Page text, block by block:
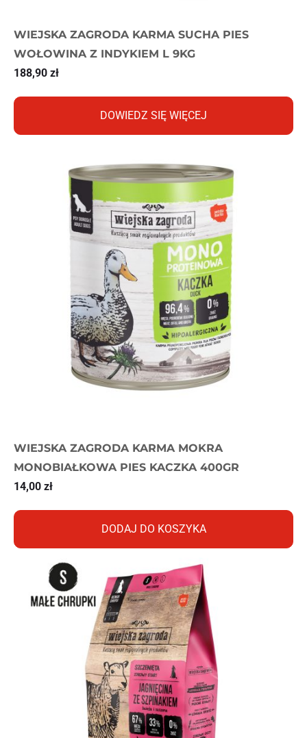
WIEJSKA ZAGRODA KARMA SUCHA PIES
WOŁOWINA Z INDYKIEM L 9KG
188,90 zł
DOWIEDZ SIĘ WIĘCEJ
WIEJSKA ZAGRODA KARMA MOKRA
MONOBIAŁKOWA PIES KACZKA 400GR
14,00 zł
DODAJ DO KOSZYKA